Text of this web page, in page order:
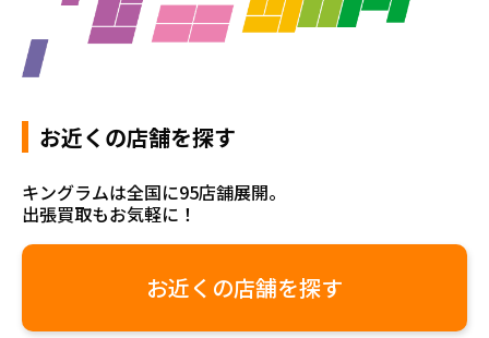
お近くの店舗を探す
キングラムは全国に95店舗展開。
出張買取もお気軽に！
お近くの店舗を探す